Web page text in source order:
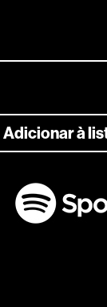
Adicionar à